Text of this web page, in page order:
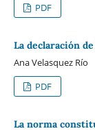
PDF
La declaración
Ana Velasquez Río
PDF
La norma